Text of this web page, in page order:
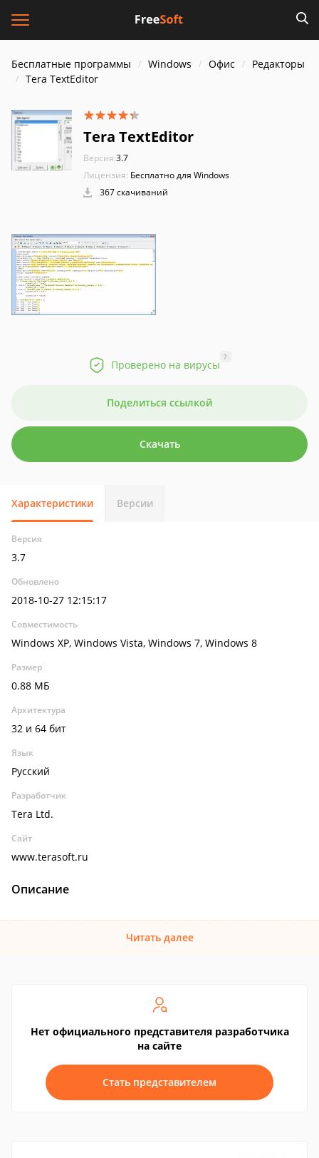
Бесплатные программы Windows Офис
Редакторы
Tera TextEditor
Tera TextEditor
Версия:3.7
Лицензия: Бесплатно для Windows
367 скачиваний
Проверено на вирусы
?
Поделиться ссылкой
Скачать
Характеристики Версии
Версия
3.7
Обновлено
2018-10-27 12:15:17
Совместимость
Windows XP, Windows Vista, Windows 7, Windows 8
Размер
0.88 МБ
Архитектура
32 и 64 бит
Язык
Русский
Разработчик
Tera Ltd.
Сайт
www.terasoft.ru
Описание
Читать далее
Нет официального представителя разработчика
на сайте
Стать представителем